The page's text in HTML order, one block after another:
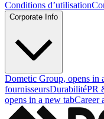
Conditions d’utilisation
Corporate Info
Dometic Group, opens in
fournisseursDurabilitéPR
opens in a new tabCareer